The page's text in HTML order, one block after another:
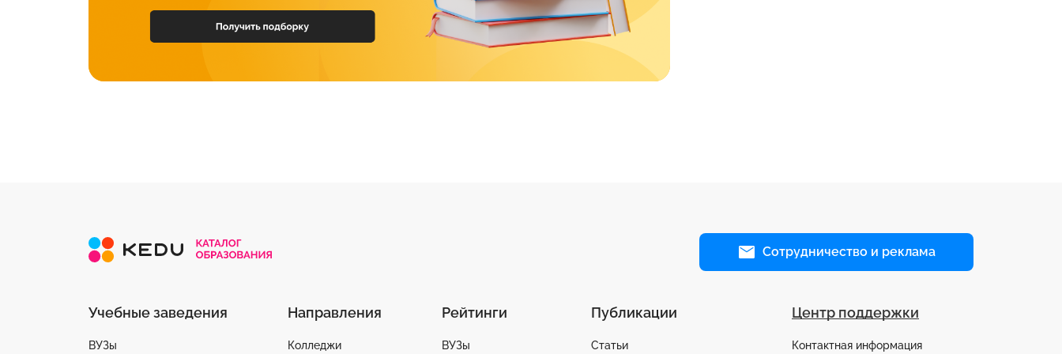
Сотрудничество и реклама
Учебные заведения
ВУЗы
Направления
Колледжи
Рейтинги
ВУЗы
Публикации
Статьи
Центр поддержки
Контактная информация